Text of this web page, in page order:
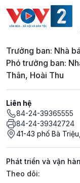
Trưởng ban: Nhà
Phó trưởng ban:
Thân, Hoài Thu
Liên hệ
84-24-39365555
84-24-39342724
41-43 phố Bà
Phát triển và vận
Mạng xã hội
Theo dõi: